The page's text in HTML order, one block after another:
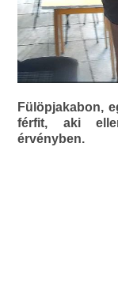
Fülöpjakabon,
férfit, aki
érvényben.